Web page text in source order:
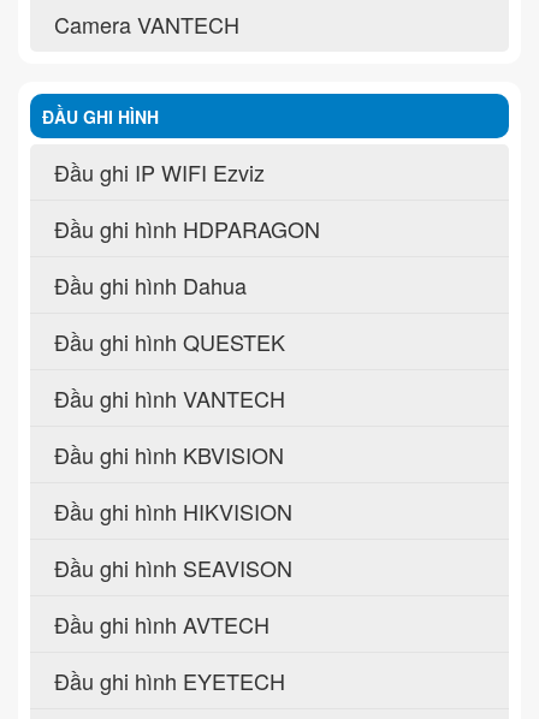
Camera VANTECH
ĐẦU GHI HÌNH
Đầu ghi IP WIFI Ezviz
Đầu ghi hình HDPARAGON
Đầu ghi hình Dahua
Đầu ghi hình QUESTEK
Đầu ghi hình VANTECH
Đầu ghi hình KBVISION
Đầu ghi hình HIKVISION
Đầu ghi hình SEAVISON
Đầu ghi hình AVTECH
Đầu ghi hình EYETECH